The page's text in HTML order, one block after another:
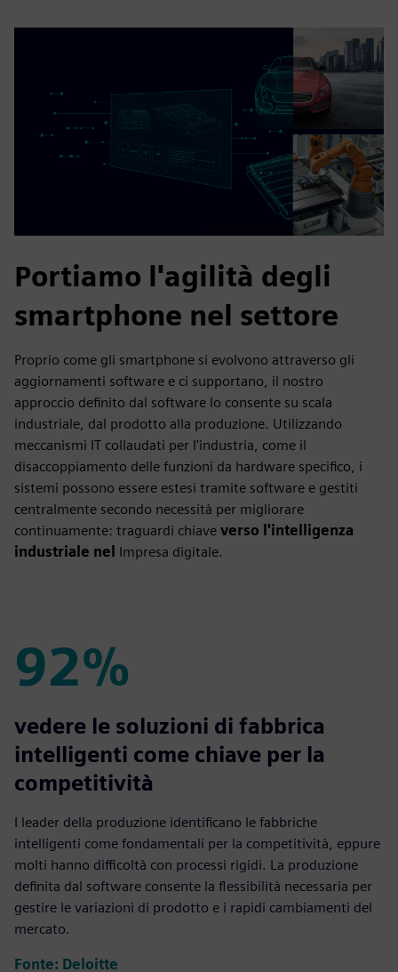
Portiamo l'agilità degli
smartphone nel settore
Proprio come gli smartphone si evolvono attraverso gli
aggiornamenti software e ci supportano, il nostro
approccio definito dal software lo consente su scala
industriale, dal prodotto alla produzione. Utilizzando
meccanismi IT collaudati per l'industria, come il
disaccoppiamento delle funzioni da hardware specifico, i
sistemi possono essere estesi tramite software e gestiti
centralmente secondo necessità per migliorare
continuamente: traguardi chiave verso l'intelligenza
industriale nel Impresa digitale.
92%
92%
vedere le soluzioni di fabbrica
intelligenti come chiave per la
competitività
I leader della produzione identificano le fabbriche
intelligenti come fondamentali per la competitività, eppure
molti hanno difficoltà con processi rigidi. La produzione
definita dal software consente la flessibilità necessaria per
gestire le variazioni di prodotto e i rapidi cambiamenti del
mercato.
Fonte: Deloitte